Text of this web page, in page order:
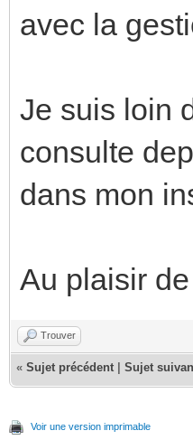
avec la
Je suis loin
consulte
dans mon
Au plaisir
Trouver
« Sujet précédent Sujet
Voir une version imprimable